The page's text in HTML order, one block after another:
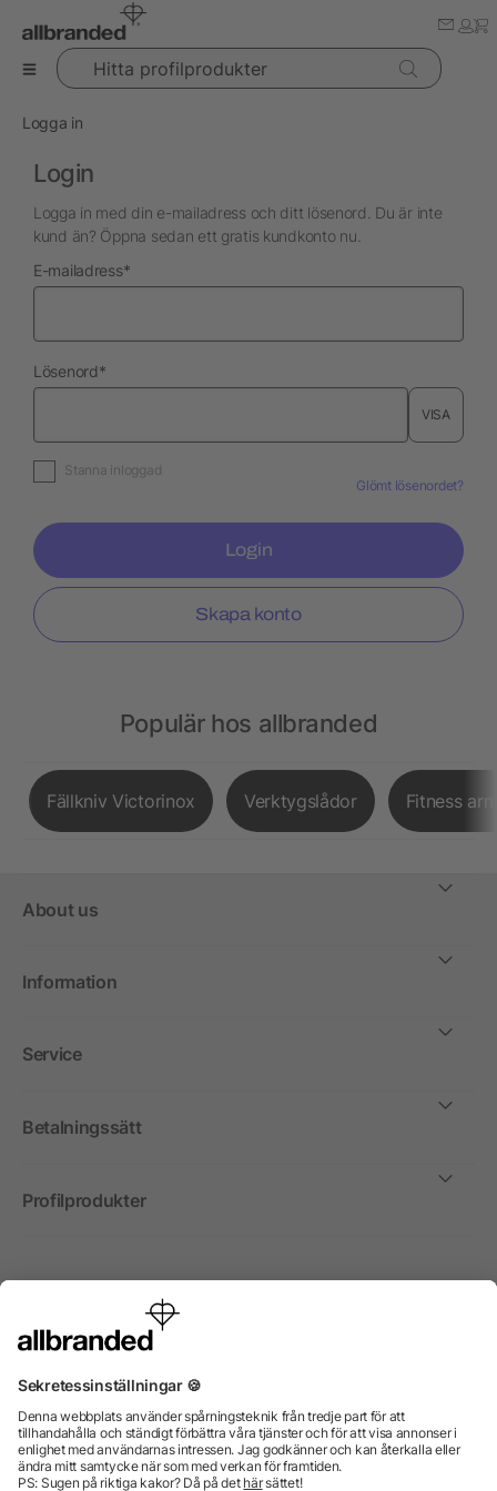
Hitta profilprodukter
Logga in
Login
Logga in med din e-mailadress och ditt lösenord. Du är inte
kund än? Öppna sedan ett gratis kundkonto nu.
E-mailadressnödvändig
*
Lösenordnödvändig
*
VISA
Stanna inloggad
Glömt lösenordet?
Login
Skapa konto
Populär hos allbranded
Fällkniv Victorinox Verktygslådor Fitness
About us
Information
Service
Betalningssätt
Profilprodukter
Internationellt